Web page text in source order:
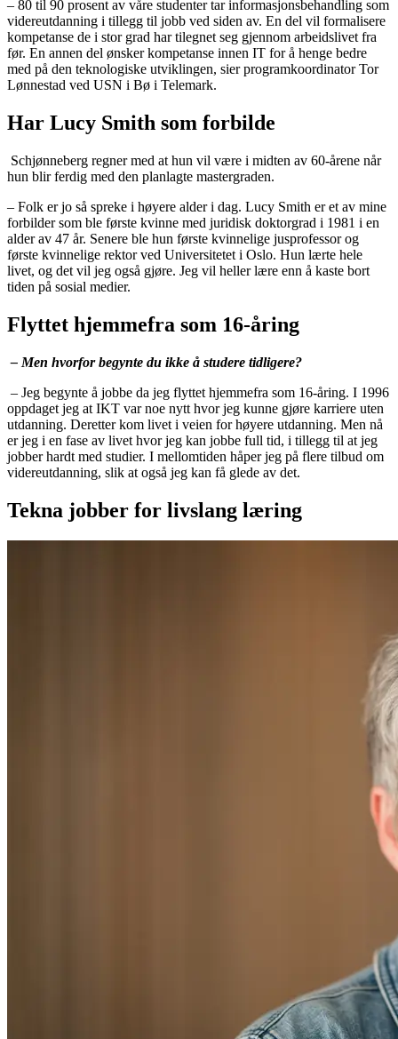
– 80 til 90 prosent av våre studenter tar informasjonsbehandling som
videreutdanning i tillegg til jobb ved siden av. En del vil formalisere
kompetanse de i stor grad har tilegnet seg gjennom arbeidslivet fra
før. En annen del ønsker kompetanse innen IT for å henge bedre
med på den teknologiske utviklingen, sier programkoordinator Tor
Lønnestad ved USN i Bø i Telemark.
Har Lucy Smith som forbilde
Schjønneberg regner med at hun vil være i midten av 60-årene når
hun blir ferdig med den planlagte mastergraden.
– Folk er jo så spreke i høyere alder i dag. Lucy Smith er et av mine
forbilder som ble første kvinne med juridisk doktorgrad i 1981 i en
alder av 47 år. Senere ble hun første kvinnelige jusprofessor og
første kvinnelige rektor ved Universitetet i Oslo. Hun lærte hele
livet, og det vil jeg også gjøre. Jeg vil heller lære enn å kaste bort
tiden på sosial medier.
Flyttet hjemmefra som 16-åring
– Men hvorfor begynte du ikke å studere tidligere?
– Jeg begynte å jobbe da jeg flyttet hjemmefra som 16-åring. I 1996
oppdaget jeg at IKT var noe nytt hvor jeg kunne gjøre karriere uten
utdanning. Deretter kom livet i veien for høyere utdanning. Men nå
er jeg i en fase av livet hvor jeg kan jobbe full tid, i tillegg til at jeg
jobber hardt med studier. I mellomtiden håper jeg på flere tilbud om
videreutdanning, slik at også jeg kan få glede av det.
Tekna jobber for livslang læring